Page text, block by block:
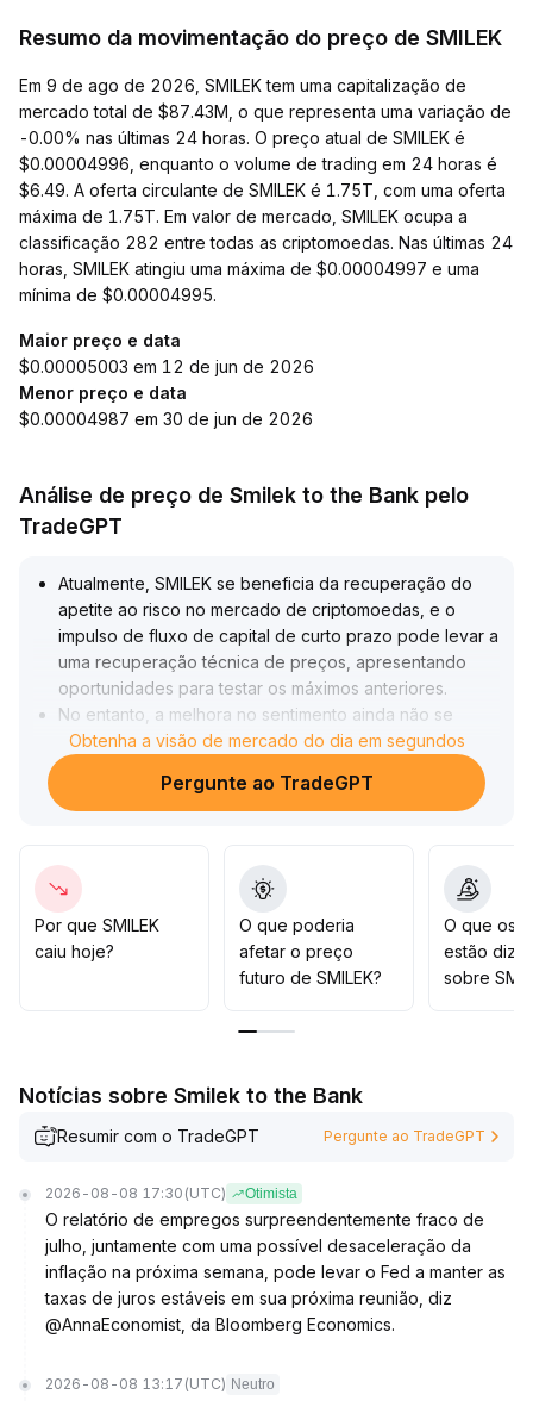
Resumo da movimentação do preço de SMILEK
Em 9 de ago de 2026, SMILEK tem uma capitalização de
mercado total de $87.43M, o que representa uma variação de
-0.00% nas últimas 24 horas. O preço atual de SMILEK é
$0.00004996, enquanto o volume de trading em 24 horas é
$6.49. A oferta circulante de SMILEK é 1.75T, com uma oferta
máxima de 1.75T. Em valor de mercado, SMILEK ocupa a
classificação 282 entre todas as criptomoedas. Nas últimas 24
horas, SMILEK atingiu uma máxima de $0.00004997 e uma
mínima de $0.00004995.
Maior preço e data
$0.00005003 em 12 de jun de 2026
Menor preço e data
$0.00004987 em 30 de jun de 2026
Análise de preço de Smilek to the Bank pelo
TradeGPT
Atualmente, SMILEK se beneficia da recuperação do
apetite ao risco no mercado de criptomoedas, e o
impulso de fluxo de capital de curto prazo pode levar a
uma recuperação técnica de preços, apresentando
oportunidades para testar os máximos anteriores.
No entanto, a melhora no sentimento ainda não se
converteu em uma tendência estrutural, e nem os
gráficos de velas nem o volume de negociações
mostram um rompimento efetivo, faltando suporte de
curto prazo, adotando estratégia focada em variações
na faixa de 3%-5%, com execução rigorosa de stop
gain/stop loss
Caso o preço não se mantenha rapidamente na área
chave de forte volume negociado, é prudente estar
Obtenha a visão de mercado do dia em segundos
Pergunte ao TradeGPT
Por que SMILEK
caiu hoje?
O que poderia
afetar o preço
futuro de SMILEK?
O que os
estão
sobre
Notícias sobre Smilek to the Bank
Resumir com o TradeGPT Pergunte ao TradeGPT
2026-08-08 17:30 (UTC) Otimista
O relatório de empregos surpreendentemente fraco de
julho, juntamente com uma possível desaceleração da
inflação na próxima semana, pode levar o Fed a manter as
taxas de juros estáveis em sua próxima reunião, diz
@AnnaEconomist, da Bloomberg Economics.
2026-08-08 13:17 (UTC) Neutro